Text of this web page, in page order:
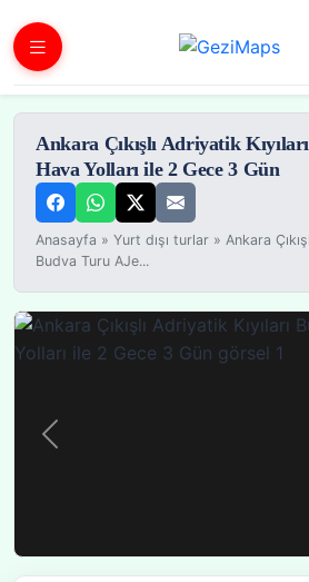
Ankara Çıkışlı Adriyatik
Hava Yolları ile 2 Gece 3 Gün
Anasayfa »Yurt dışı turlar »Ankara
Budva Turu AJe...